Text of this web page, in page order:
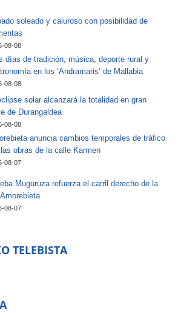
soleado y caluroso con posibilidad de
08-08
días de tradición, música, deporte rural y
en los ‘Andramaris’ de Mallabia
08-08
solar alcanzará la totalidad en gran
de Durangaldea
08-08
anuncia cambios temporales de tráfico
obras de la calle Karmen
08-07
Muguruza refuerza el carril derecho de la
08-07
TELEBISTA